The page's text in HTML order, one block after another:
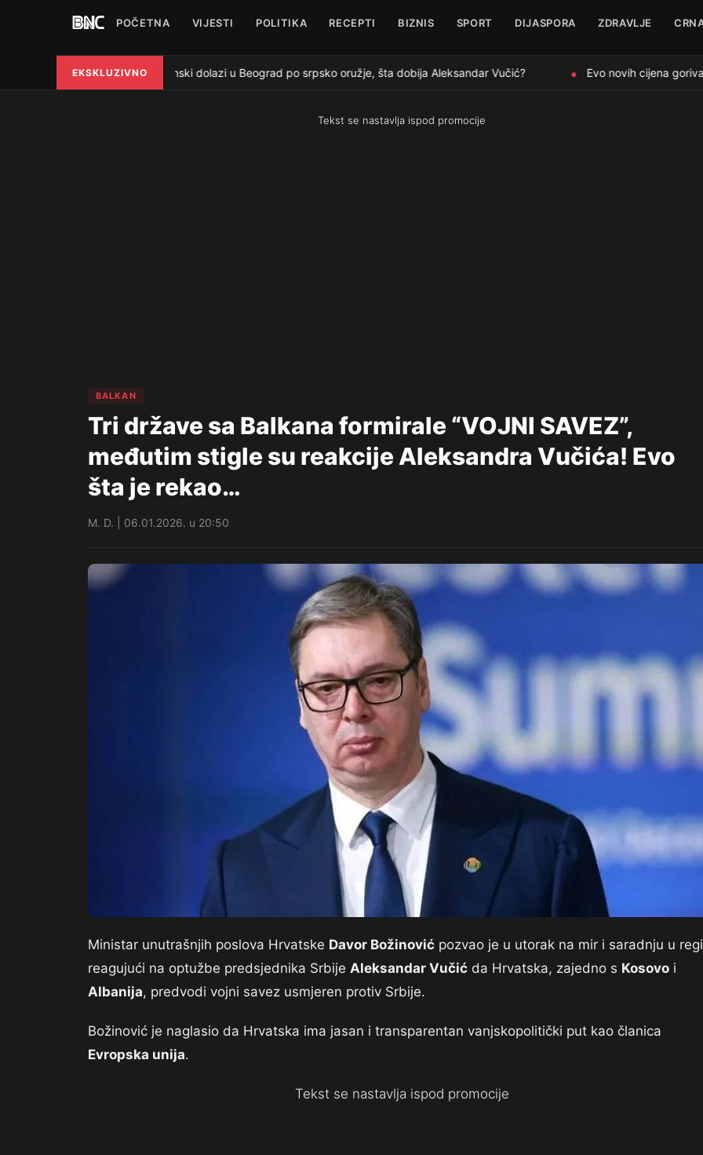
POČETNA VIJESTI POLITIKA RECEPTI BIZNIS SPORT DIJASPORA ZDRAVLJE
EKSKLUZIVNO
● Zelenski dolazi u Beograd po srpsko oružje, šta dobija Aleksandar Vučić? Evo novih cijena
Tekst se nastavlja ispod promocije
BALKAN
Tri države sa Balkana formirale “VOJNI SAVEZ”,
međutim stigle su reakcije Aleksandra Vučića! Evo
šta je rekao…
M. D. | 06.01.2026. u 20:50
Ministar unutrašnjih poslova Hrvatske Davor Božinović pozvao je u utorak na mir i saradnju u
reagujući na optužbe predsjednika Srbije Aleksandar Vučić da Hrvatska, zajedno s Kosovo i
Albanija, predvodi vojni savez usmjeren protiv Srbije.
Božinović je naglasio da Hrvatska ima jasan i transparentan vanjskopolitički put kao članica
Evropska unija.
Tekst se nastavlja ispod promocije